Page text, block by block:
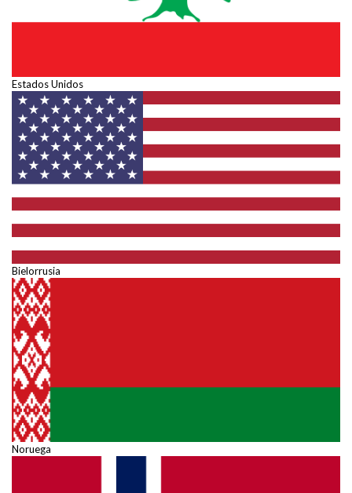
Estados Unidos
Bielorrusia
Noruega